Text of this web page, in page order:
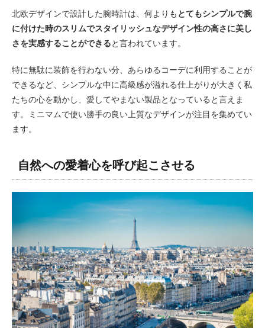
北欧デザインで設計した腕時計は、何よりも とてもシンプルで腕
に付けた時のスリムでスタイリッシュなデザイン性の高さに美し
さを実感することができると言われています。
特に無駄に装飾を行わない分、あらゆるコーデに利用することが
できるなど、シンプルな中に高級感が溢れる仕上がりが大きく私
たちの心を動かし、愛してやまない製品となっていると言えま
す。ミニマムで使い勝手の良い上質なデザインが注目を集めてい
ます。
自然への愛着心を呼び起こさせる